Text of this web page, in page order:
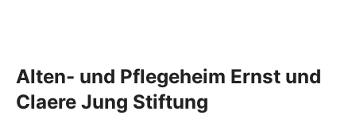
Alten- und Pflegeheim Ernst und
Claere Jung Stiftung